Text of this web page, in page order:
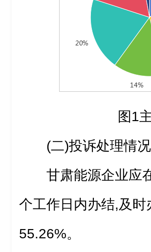
图1
(二)投诉处理情况
甘肃能源企业应
个工作日内办结,及
55.26%。